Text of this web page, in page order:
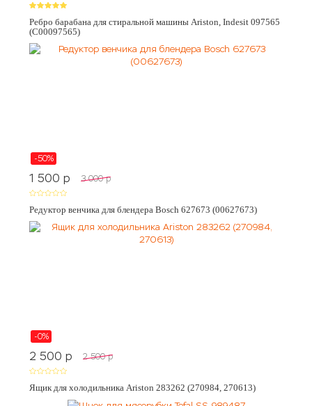
Ребро барабана для стиральной машины Ariston, Indesit 097565
(C00097565)
-50%
1 500 p 3 000 p
Редуктор венчика для блендера Bosch 627673 (00627673)
-0%
2 500 p 2 500 p
Ящик для холодильника Ariston 283262 (270984, 270613)